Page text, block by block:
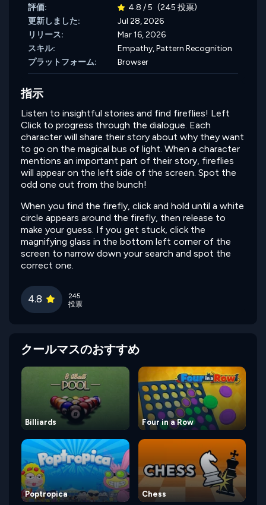
評価:
4.8 / 5 (245 投票)
更新しました:
Jul 28, 2026
リリース:
Mar 16, 2026
スキル:
Empathy,Pattern Recognition
プラットフォーム:
Browser
指示
Listen to insightful stories and find fireflies! Left
Click to progress through the dialogue. Each
character will share their story about why they want
to go on the magical bus of light. When a character
mentions an important part of their story, fireflies
will appear on the left side of the screen. Spot the
odd one out from the bunch!
When you find the firefly, click and hold until a white
circle appears around the firefly, then release to
make your guess. If you get stuck, click the
magnifying glass in the bottom left corner of the
screen to narrow down your search and spot the
correct one.
4.8
245
投票
クールマスのおすすめ
Billiards Four in a Row
Poptropica Chess